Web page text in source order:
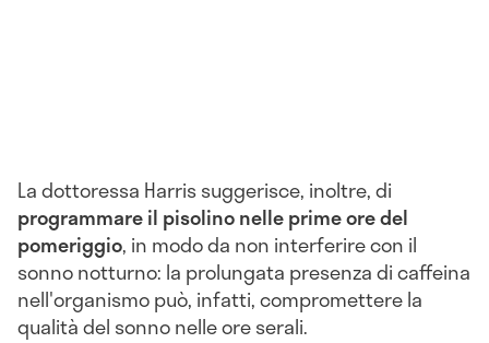
La dottoressa Harris suggerisce, inoltre, di
programmare il pisolino nelle prime ore del
pomeriggio, in modo da non interferire con il
sonno notturno: la prolungata presenza di caffeina
nell'organismo può, infatti, compromettere la
qualità del sonno nelle ore serali.